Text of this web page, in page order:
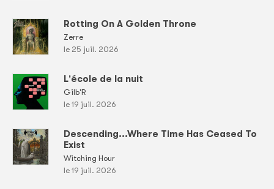
Rotting On A Golden Throne
Zerre
le 25 juil. 2026
L'école de la nuit
Gilb'R
le 19 juil. 2026
Descending...Where Time Has Ceased To
Exist
Witching Hour
le 19 juil. 2026